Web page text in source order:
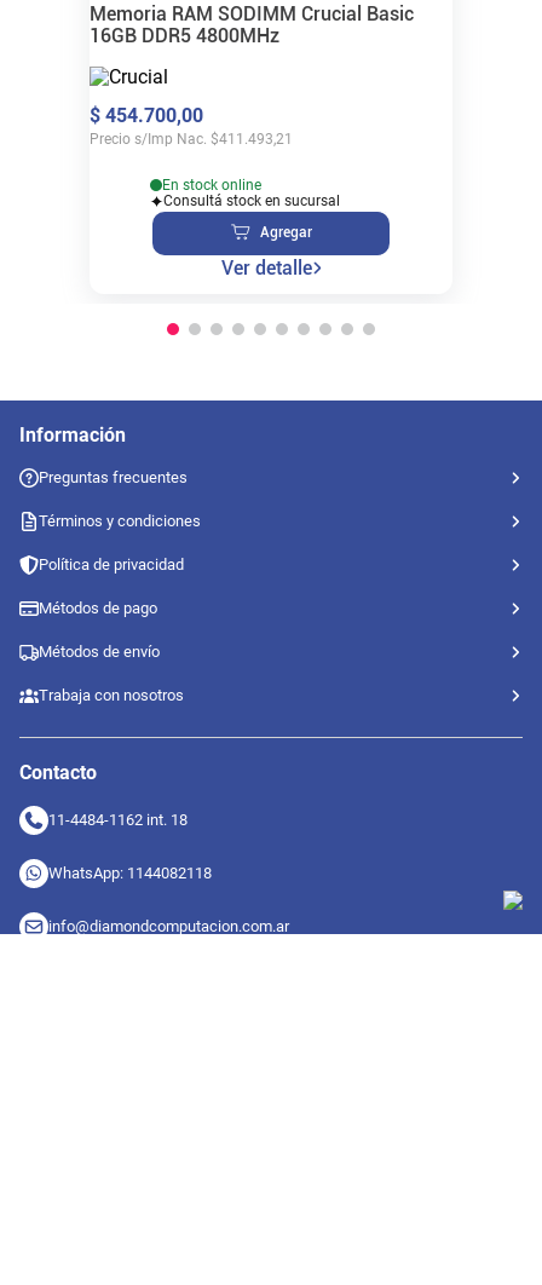
Memoria RAM SODIMM Crucial Basic
16GB DDR5 4800MHz
$ 454.700,00
Precio s/Imp Nac. $411.493,21
En stock online
Consultá stock en sucursal
Agregar
Ver detalle
Información
Preguntas frecuentes
Términos y condiciones
Política de privacidad
Métodos de pago
Métodos de envío
Trabaja con nosotros
Contacto
11-4484-1162 int. 18
WhatsApp: 1144082118
info@diamondcomputacion.com.ar